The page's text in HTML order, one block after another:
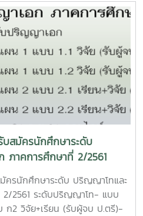
ารศึกษาตามข้อ 1-แต่มีผลการ
3.25 ต้องมีพิมพ์อย่างน้อย 2
รือด้านอื่น ๆ ที่เกี่ยวข้องมาไม่
หรือมีเกรดเฉลี่ยต่ำกว่า 3.50
ร (ผู้สมัครแบบ 2.1)-หรือมีเกรด
พ์อย่างน้อย 1 รายการหรือปฏิบัติ
ยวข้องมาไม่น้อยกว่า 1 ปี (ผู้
วันสุดท้ายสมัครผ่าน
สมัครผ่านระบบอินเตอร์เน็ต และ
ชำระเงินค่าสมัครที่
9/2562ยื่นใบสมัครด้วย
ระกาศรายชื่อผู้มีสิทธิ์
กาศผลคัด
รับสมัครผ่านระบบ
apply/เชิญเข้ามาสมัค
สงคราม
จริญ สังกัดมหาวิทยาลัยแม่โจ้
กุลกานต์ สังกัดมหาวิทยาลัย
บสมัครนักศึกษาระดับ
าคการศึกษาที่ 2/2561
ครนักศึกษาระดับ ปริญญาโทและ
2561 ระดับปริญญาโท- แบบ
2 วิจัย+เรียน (รับผู้จบ ป.ตรี)-